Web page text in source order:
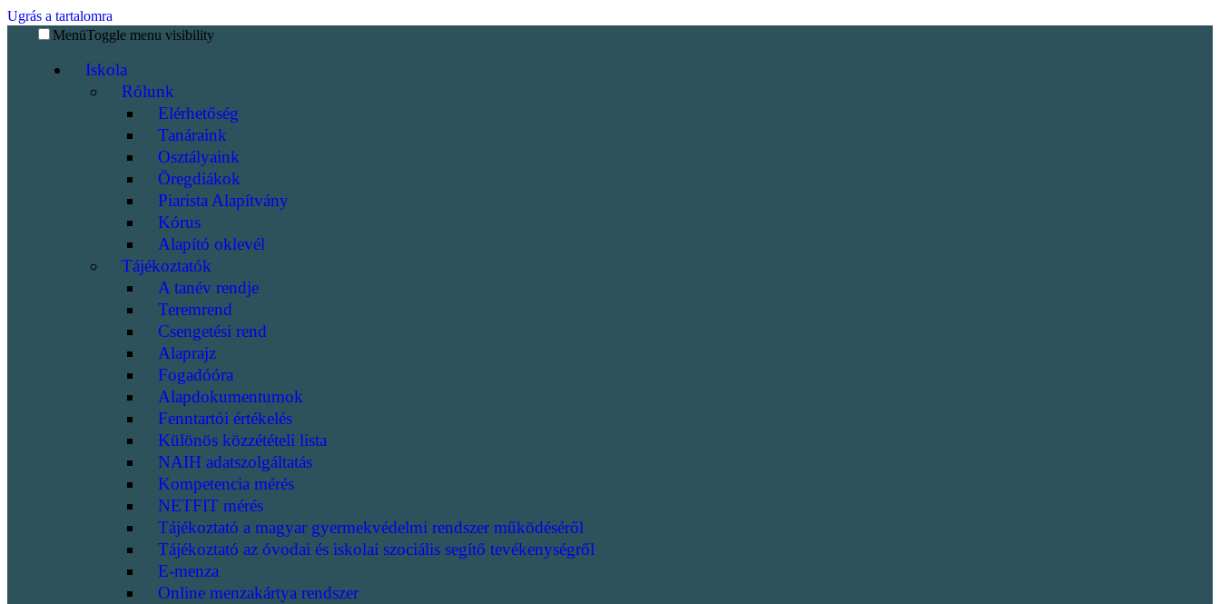
Ugrás a tartalomra
MenüToggle menu visibility
Iskola
Rólunk
Elérhetőség
Tanáraink
Osztályaink
Öregdiákok
Piarista Alapítvány
Kórus
Alapító oklevél
Tájékoztatók
A tanév rendje
Teremrend
Csengetési rend
Alaprajz
Fogadóóra
Alapdokumentumok
Fenntartói értékelés
Különös közzétételi lista
NAIH adatszolgáltatás
Kompetencia mérés
NETFIT mérés
Tájékoztató a magyar gyermekvédelmi rendszer működéséről
Tájékoztató az óvodai és iskolai szociális segítő tevékenységről
E-menza
Online menzakártya rendszer